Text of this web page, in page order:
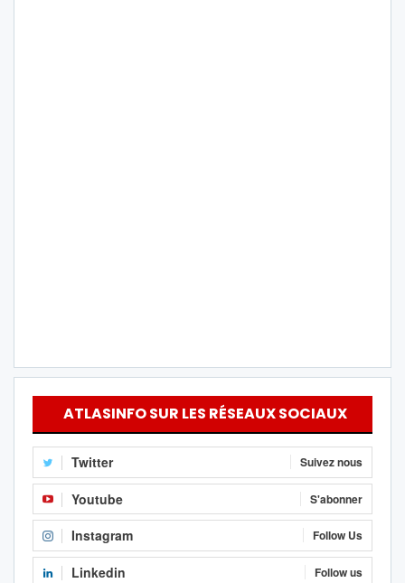
ATLASINFO SUR LES RÉSEAUX SOCIAUX
Twitter Suivez nous
Youtube S'abonner
Instagram Follow Us
Linkedin Follow us